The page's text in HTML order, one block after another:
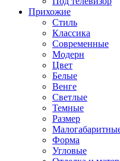
Прихожие
Стиль
Классика
Современные
Модерн
Цвет
Белые
Венге
Светлые
Темные
Размер
Форма
Угловые